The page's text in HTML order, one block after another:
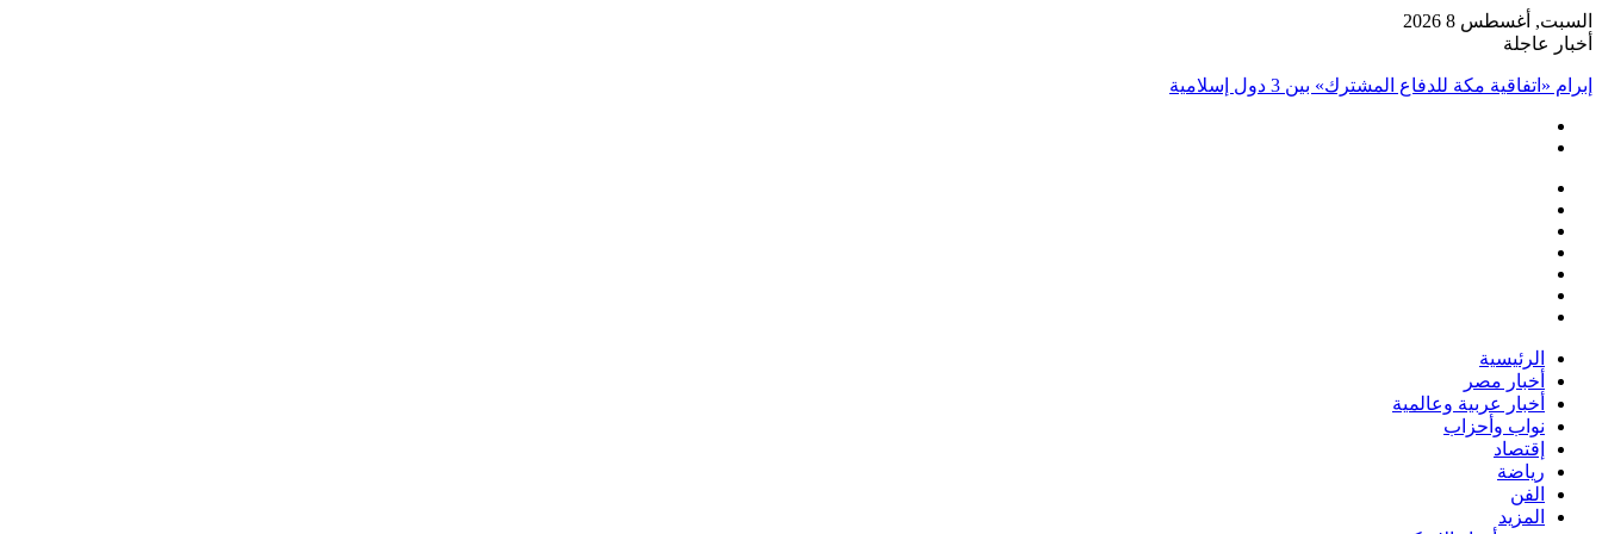
السبت, أغسطس 8 2026
أخبار عاجلة
إبرام «اتفاقية مكة للدفاع المشترك» بين 3 دول إسلامية
جانبي
الرئيسية
أخبار مصر
أخبار عربية وعالمية
نواب وأحزاب
إقتصاد
رياضة
الفن
المزيد